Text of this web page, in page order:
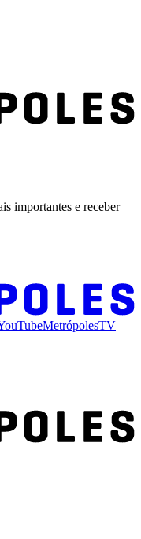
importantes e receber
MetrópolesTV